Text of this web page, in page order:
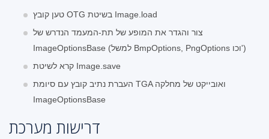
טען קובץ OTG בשיטת Image.load
צור והגדר את המופע של תת-המעמד הנדרש של
ImageOptionsBase (למשל BmpOptions, PngOptions וכו')
קרא לשיטת Image.save
העברת נתיב קובץ עם סיומת TGA ואובייקט של מחלקה
ImageOptionsBase
דרישות מערכת